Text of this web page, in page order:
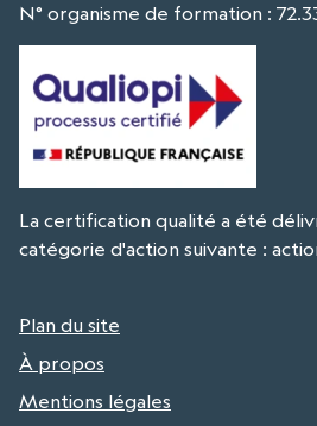
N° organisme de formation :
La certification qualité a été
catégorie d'action suivante :
Plan du site
À propos
Mentions légales